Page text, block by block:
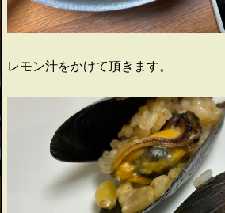
レモン汁をかけて頂きます。